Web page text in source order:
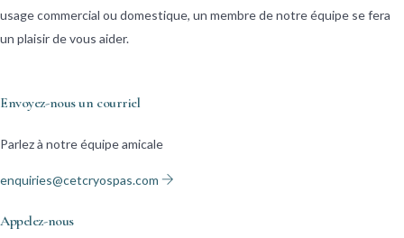
usage commercial ou domestique, un membre de notre équipe se fera
un plaisir de vous aider.
Envoyez-nous un courriel
Parlez à notre équipe amicale
enquiries@cetcryospas.com
Appelez-nous